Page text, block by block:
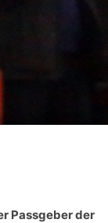
Passgeber der